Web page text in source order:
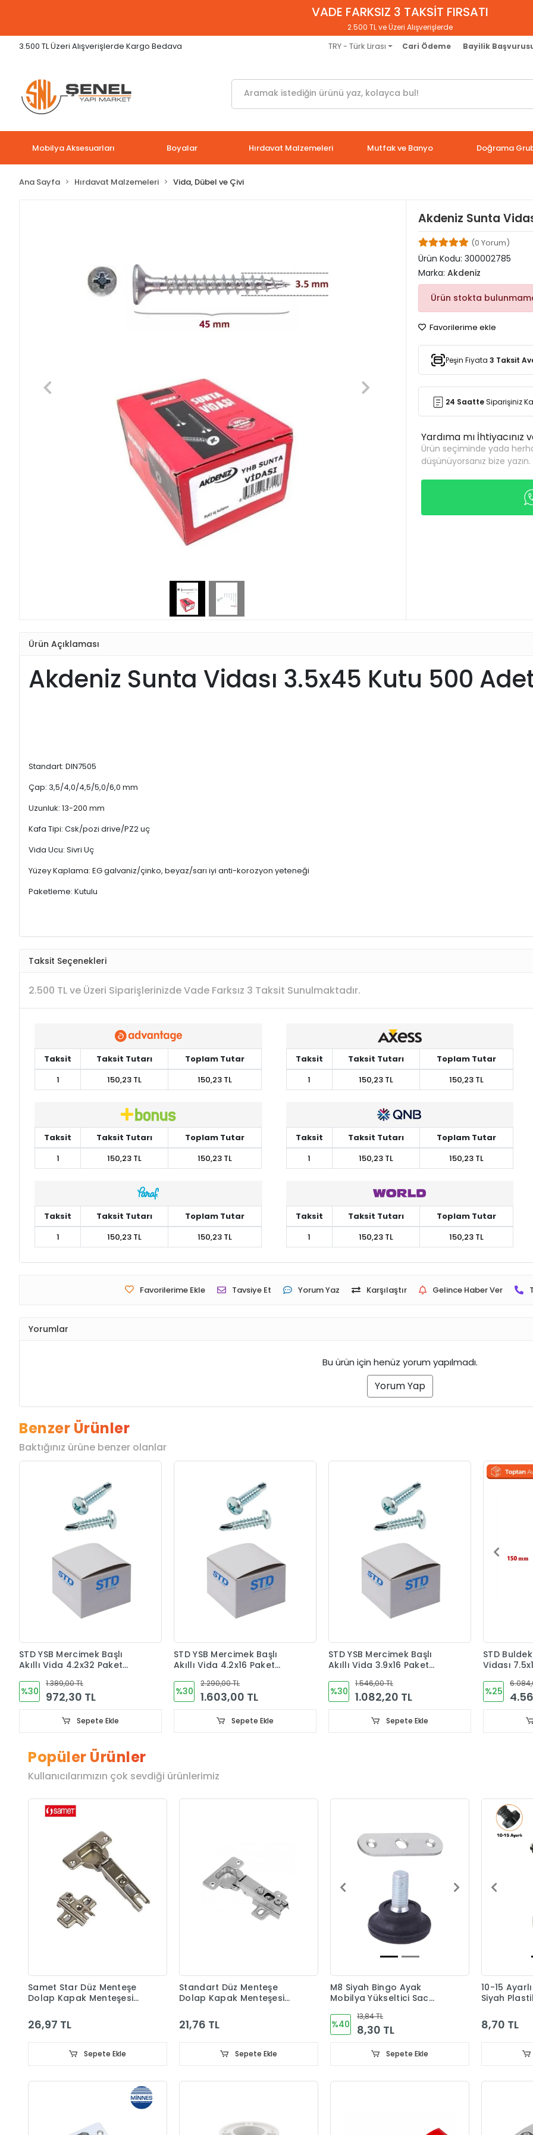
VADE FARKSIZ 3 TAKSİT FIRSATI
2.500 TL ve Üzeri Alışverişlerde
3.500 TL Üzeri Alışverişlerde Kargo Bedava TRY - Türk Lirası Cari Ödeme Bayilik
Mobilya Aksesuarları Boyalar Hırdavat Malzemeleri Mutfak ve Banyo Doğrama
Ana Sayfa Hırdavat Malzemeleri Vida, Dübel ve Çivi
Akdeniz Sunta
(0 Yorum)
Ürün Kodu: 300002785
Marka: Akdeniz
Ürün stokta
Favorilerime ekle
Peşin Fiyata 3 Taksit
24 SaatteSiparişiniz
Yardıma mı İhtiyacınız
Ürün seçiminde yada
düşünüyorsanız bize yazın.
Ürün Açıklaması
Akdeniz Sunta Vidası 3.5x45 Kutu 500
Standart: DIN7505
Çap: 3,5/4,0/4,5/5,0/6,0 mm
Uzunluk: 13-200 mm
Kafa Tipi: Csk/pozi drive/PZ2 uç
Vida Ucu: Sivri Uç
Yüzey Kaplama: EG galvaniz/çinko, beyaz/sarı iyi anti-korozyon yeteneği
Paketleme: Kutulu
Taksit Seçenekleri
2.500 TL ve Üzeri Siparişlerinizde Vade Farksız 3 Taksit Sunulmaktadır.
Taksit Taksit Tutarı
Toplam Tutar
1
150,23 TL 150,23 TL
Taksit Taksit Tutarı
Toplam Tutar
1
150,23 TL 150,23 TL
Taksit Taksit Tutarı
Toplam Tutar
1
150,23 TL 150,23 TL
Taksit Taksit Tutarı
Toplam Tutar
1
150,23 TL 150,23 TL
Taksit Taksit Tutarı
Toplam Tutar
1
150,23 TL 150,23 TL
Taksit Taksit Tutarı
Toplam Tutar
1
150,23 TL 150,23 TL
Favorilerime Ekle Tavsiye Et Yorum Yaz Karşılaştır Gelince Haber Ver
Yorumlar
Bu ürün için henüz yorum yapılmadı.
Yorum Yap
Benzer Ürünler
Baktığınız ürüne benzer olanlar
STD YSB Mercimek Başlı
Akıllı Vida 4.2x32 Paket
%30
1.389,00 TL
972,30 TL
Sepete Ekle
STD YSB Mercimek Başlı
Akıllı Vida 4.2x16 Paket
%30
2.290,00 TL
1.603,00 TL
Sepete Ekle
STD YSB Mercimek Başlı
Akıllı Vida 3.9x16 Paket
%30
1.546,00 TL
1.082,20 TL
Sepete Ekle
STD
Vidası
%25
Popüler Ürünler
Kullanıcılarımızın çok sevdiği ürünlerimiz
Samet Star Düz Menteşe
Dolap Kapak Menteşesi
26,97 TL
Sepete Ekle
Standart Düz Menteşe
Dolap Kapak Menteşesi
21,76 TL
Sepete Ekle
M8 Siyah Bingo Ayak
Mobilya Yükseltici Sac
%40
13,84 TL
8,30 TL
Sepete Ekle
10-15
Siyah
8,70 TL